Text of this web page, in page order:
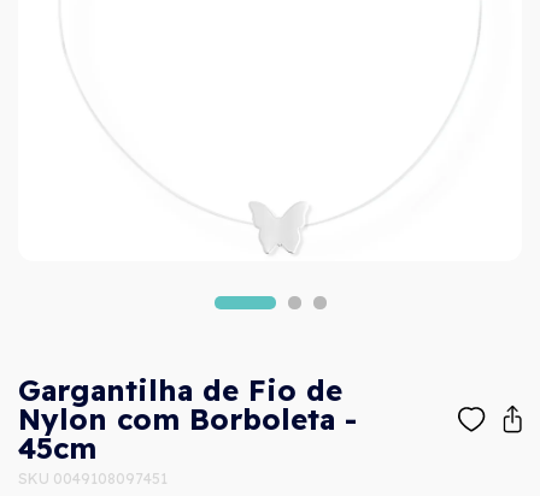
Gargantilha de Fio de
Nylon com Borboleta -
45cm
SKU 0049108097451